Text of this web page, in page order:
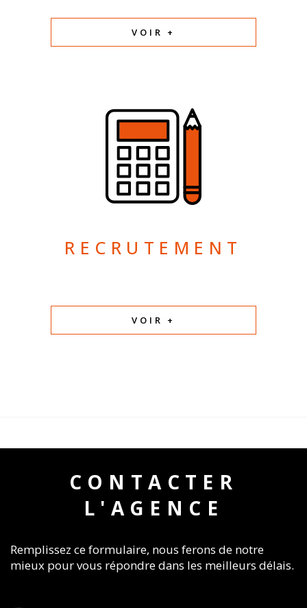
VOIR +
RECRUTEMENT
VOIR +
CONTACTER
L'AGENCE
Remplissez ce formulaire, nous ferons de notre
mieux pour vous répondre dans les meilleurs délais.